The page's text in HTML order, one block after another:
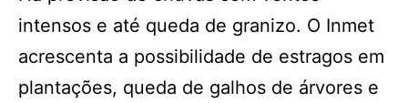
intensos e até queda de granizo. O Inmet
acrescenta a possibilidade de estragos em
plantações, queda de galhos de árvores e